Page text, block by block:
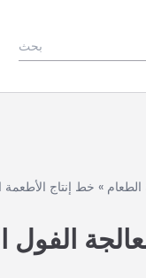
» خط إنتاج الأطعمة
الفول